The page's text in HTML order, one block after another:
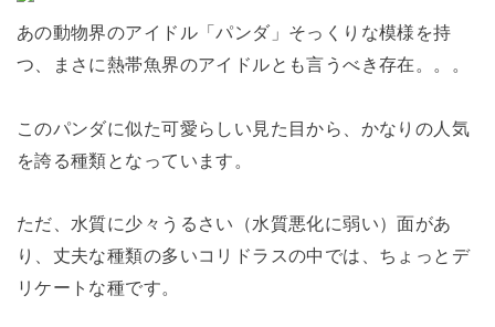
あの動物界のアイドル「パンダ」そっくりな模様を持
つ、まさに熱帯魚界のアイドルとも言うべき存在。。。
このパンダに似た可愛らしい見た目から、かなりの人気
を誇る種類となっています。
ただ、水質に少々うるさい（水質悪化に弱い）面があ
り、丈夫な種類の多いコリドラスの中では、ちょっとデ
リケートな種です。